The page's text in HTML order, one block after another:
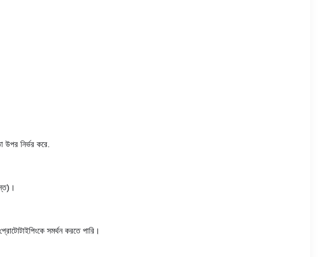
নির্ভর করে.
সমর্থন করতে পারি।